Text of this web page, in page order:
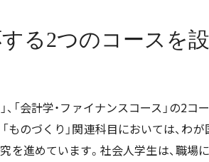
る2つのコースを
、「会計学・ファイナンスコース」の2
ものづくり」関連科目においては、わ
を進めています。社会人学生は、職